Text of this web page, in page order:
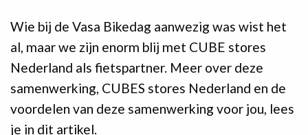
Wie bij de Vasa Bikedag aanwezig was wist het
al, maar we zijn enorm blij met CUBE stores
Nederland als fietspartner. Meer over deze
samenwerking, CUBES stores Nederland en de
voordelen van deze samenwerking voor jou, lees
je in dit artikel.